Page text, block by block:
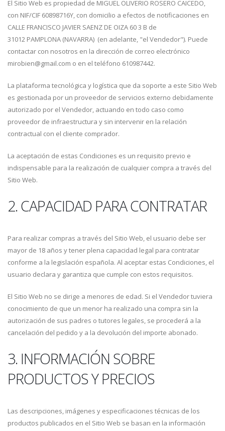
El Sitio Web es propiedad de MIGUEL OLIVERIO ROSERO CAICEDO,
con NIF/CIF 60898716Y, con domicilio a efectos de notificaciones en
CALLE FRANCISCO JAVIER SAENZ DE OIZA 60 3 B de
31012 PAMPLONA (NAVARRA) (en adelante, "el Vendedor"). Puede
contactar con nosotros en la dirección de correo electrónico
mirobien@gmail.com o en el teléfono 610987442.
La plataforma tecnológica y logística que da soporte a este Sitio Web
es gestionada por un proveedor de servicios externo debidamente
autorizado por el Vendedor, actuando en todo caso como
proveedor de infraestructura y sin intervenir en la relación
contractual con el cliente comprador.
La aceptación de estas Condiciones es un requisito previo e
indispensable para la realización de cualquier compra a través del
Sitio Web.
2. CAPACIDAD PARA CONTRATAR
Para realizar compras a través del Sitio Web, el usuario debe ser
mayor de 18 años y tener plena capacidad legal para contratar
conforme a la legislación española. Al aceptar estas Condiciones, el
usuario declara y garantiza que cumple con estos requisitos.
El Sitio Web no se dirige a menores de edad. Si el Vendedor tuviera
conocimiento de que un menor ha realizado una compra sin la
autorización de sus padres o tutores legales, se procederá a la
cancelación del pedido y a la devolución del importe abonado.
3. INFORMACIÓN SOBRE
PRODUCTOS Y PRECIOS
Las descripciones, imágenes y especificaciones técnicas de los
productos publicados en el Sitio Web se basan en la información